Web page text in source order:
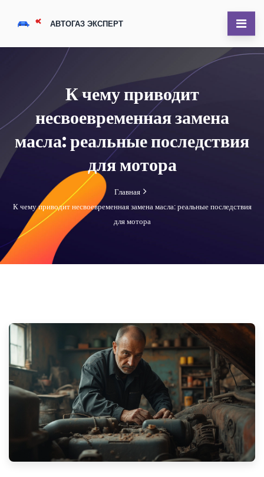
К чему приводит
несвоевременная замена
масла: реальные последствия
для мотора
Главная
К чему приводит несвоевременная замена масла: реальные последствия
для мотора